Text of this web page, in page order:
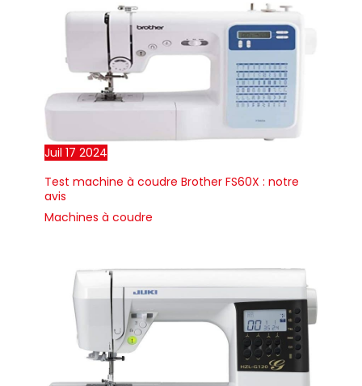
Juil 17 2024
Test machine à coudre Brother FS60X : notre
avis
Machines à coudre